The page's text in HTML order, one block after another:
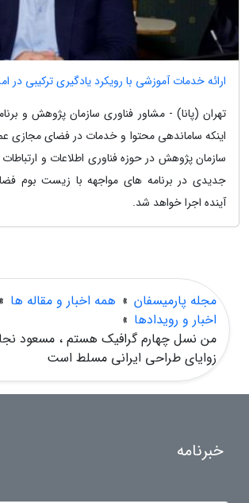
ارائه خدمات آموزشی با رویکرد یادگیری ترکیبی در
تهران (پانا) - مشاور فناوری سازمان پژوهش و
سازمان پژوهش در حوزه فناوری اطلاعات و ارتباطات
جدیدی در برنامه های مواجهه با زیست بوم
آینده اجرا خواهد شد.
مجله پارمیسفان » همه اخبار و مقاله ها »
اخبار و رویدادها »
من نسل چهارم گرافیک هستم ، مسعود
زوایای طراحی ایرانی مسلط است
خبرنامه